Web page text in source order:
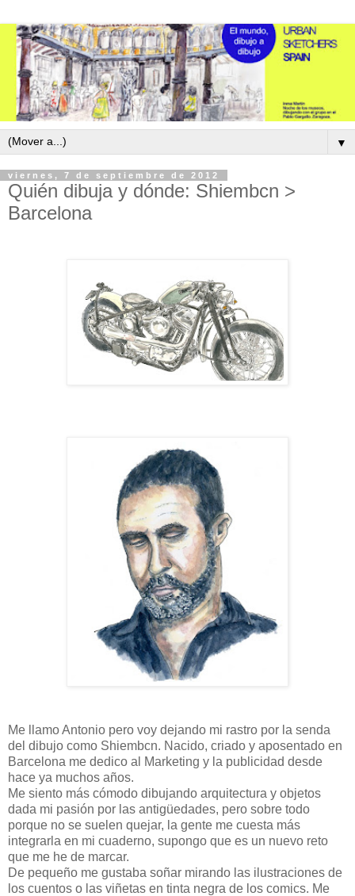
▼
viernes, 7 de septiembre de 2012
Quién dibuja y dónde: Shiembcn >
Barcelona
Me llamo Antonio pero voy dejando mi rastro por la senda
del dibujo como Shiembcn. Nacido, criado y aposentado en
Barcelona me dedico al Marketing y la publicidad desde
hace ya muchos años.
Me siento más cómodo dibujando arquitectura y objetos
dada mi pasión por las antigüedades, pero sobre todo
porque no se suelen quejar, la gente me cuesta más
integrarla en mi cuaderno, supongo que es un nuevo reto
que me he de marcar.
De pequeño me gustaba soñar mirando las ilustraciones de
los cuentos o las viñetas en tinta negra de los comics. Me